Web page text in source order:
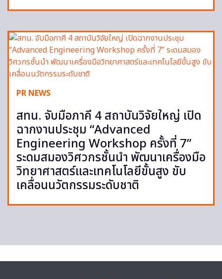
PR NEWS
สทน. จับมือภาคี 4 สถาบันวิจัยใหญ่ เปิด
ฉากงานประชุม “Advanced
Engineering Workshop ครั้งที่ 7”
ระดมสมองวิศวกรชั้นนำ พัฒนาเครื่องมือ
วิทยาศาสตร์และเทคโนโลยีขั้นสูง ขับ
เคลื่อนนวัตกรรมระดับชาติ